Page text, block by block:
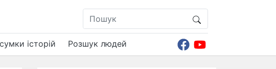
історій Розшук людей